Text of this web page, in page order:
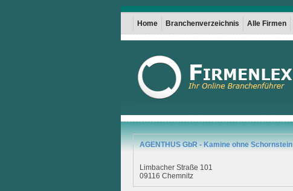
Home Branchenverzeichnis Alle Firmen
AGENTHUS GbR - Kamine ohne Schornstein
Limbacher Straße 101
09116 Chemnitz